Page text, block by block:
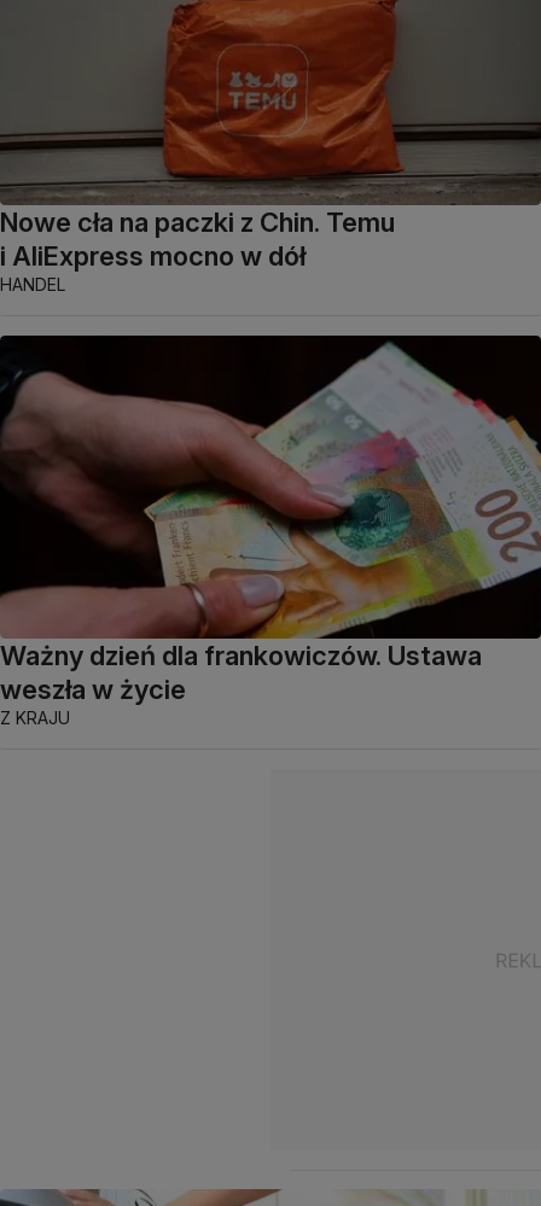
Nowe cła na paczki z Chin. Temu
i AliExpress mocno w dół
HANDEL
Ważny dzień dla frankowiczów. Ustawa
weszła w życie
Z KRAJU